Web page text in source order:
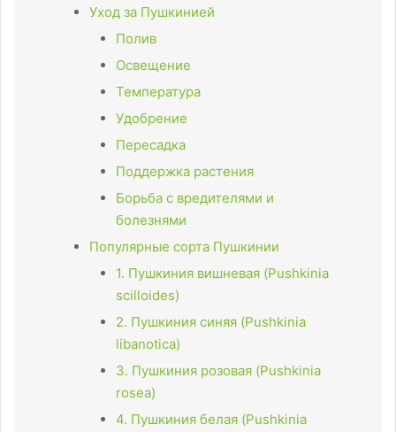
Уход за Пушкинией
Полив
Освещение
Температура
Удобрение
Пересадка
Поддержка растения
Борьба с вредителями и
болезнями
Популярные сорта Пушкинии
1. Пушкиния вишневая (Pushkinia
scilloides)
2. Пушкиния синяя (Pushkinia
libanotica)
3. Пушкиния розовая (Pushkinia
rosea)
4. Пушкиния белая (Pushkinia